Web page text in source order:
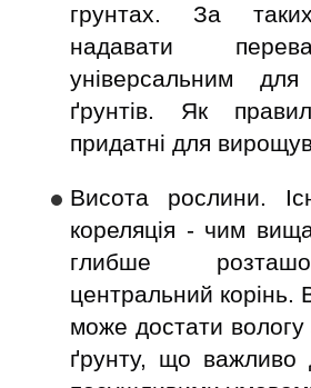
грунтах. За
надавати
універсальним
ґрунтів. Як
придатні для
Висота рослини.
кореляція - чим
глибше
центральний корінь.
може достати вологу
ґрунту, що важливо